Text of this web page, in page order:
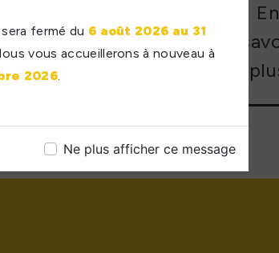
fermé du 6 août 2026 au 31
vous accueillerons à nouveau à
2026.
Ne plus afficher ce message
En